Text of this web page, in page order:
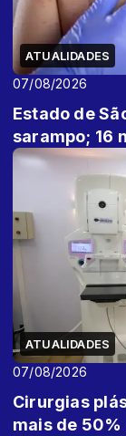
ATUALIDADES
07/08/2026
Estado de
sarampo; 16
ATUALIDADES
07/08/2026
Cirurgias
mais de 50%